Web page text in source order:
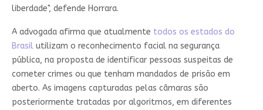
liberdade", defende Horrara.
A advogada afirma que atualmente todos os estados do
Brasilutilizam o reconhecimento facial na segurança
pública, na proposta de identificar pessoas suspeitas de
cometer crimes ou que tenham mandados de prisão em
aberto. As imagens capturadas pelas câmaras são
posteriormente tratadas por algoritmos, em diferentes